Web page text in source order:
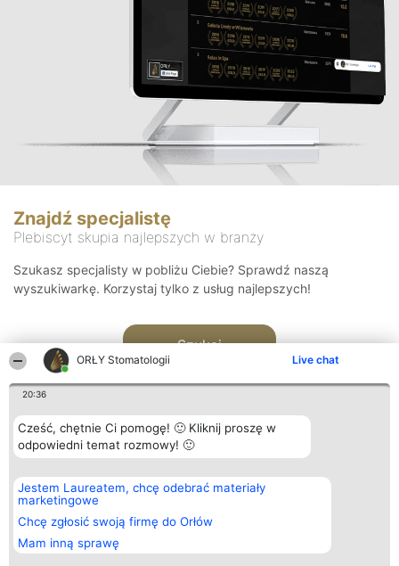
ORŁY Stomatologii Live chat
20:36
Cześć, chętnie Ci pomogę! 🙂 Kliknij proszę w
odpowiedni temat rozmowy! 🙂
Jestem Laureatem, chcę odebrać materiały
marketingowe
Chcę zgłosić swoją firmę do Orłów
Mam inną sprawę
Znajdź specjalistę
Plebiscyt skupia najlepszych w branży
Szukasz specjalisty w pobliżu Ciebie? Sprawdź naszą
wyszukiwarkę. Korzystaj tylko z usług najlepszych!
Szukaj
Organizator plebiscytu
Bright Side Solutions sp. z o.
o. sp. k.
ul. Ruska 22
Wrocław 50-079
KRS 0000749100 | Regon
381313360 | NIP 8943132676
Plebiscyt
Laureaci
wszystkich
Laureatów
Regulamin
Kontakt
Kontakt